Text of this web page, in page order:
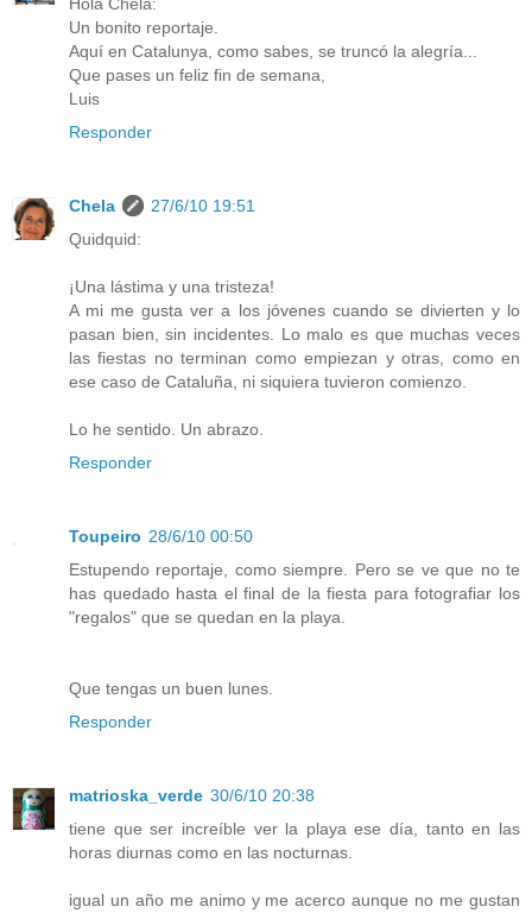
Un bonito reportaje.
Aquí en Catalunya, como sabes, se truncó la alegría...
Que pases un feliz fin de semana,
Luis
Responder
Chela
27/6/10 19:51
Quidquid:
¡Una lástima y una tristeza!
A mi me gusta ver a los jóvenes cuando se divierten y lo
pasan bien, sin incidentes. Lo malo es que muchas veces
las fiestas no terminan como empiezan y otras, como en
ese caso de Cataluña, ni siquiera tuvieron comienzo.
Lo he sentido. Un abrazo.
Responder
Toupeiro 28/6/10 00:50
Estupendo reportaje, como siempre. Pero se ve que no te
has quedado hasta el final de la fiesta para fotografiar los
"regalos" que se quedan en la playa.
Que tengas un buen lunes.
Responder
matrioska_verde 30/6/10 20:38
tiene que ser increíble ver la playa ese día, tanto en las
horas diurnas como en las nocturnas.
igual un año me animo y me acerco aunque no me gustan